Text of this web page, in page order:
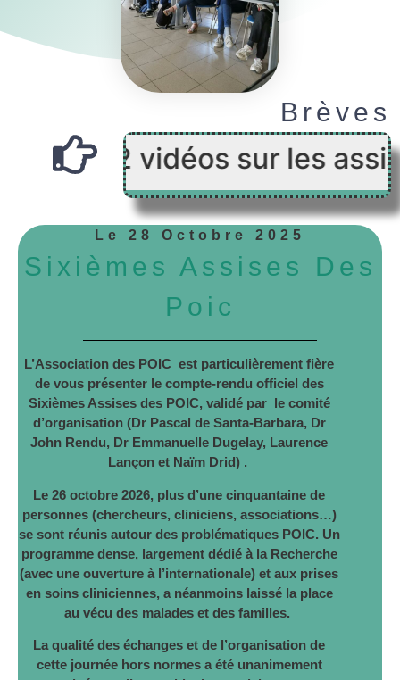
2 vidéos sur les assises
Brèves
Le 28 Octobre 2025
Sixièmes Assises Des
Poic
L’Association des POIC est particulièrement fière
de vous présenter le compte-rendu officiel des
Sixièmes Assises des POIC, validé par le comité
d’organisation (Dr Pascal de Santa-Barbara, Dr
John Rendu, Dr Emmanuelle Dugelay, Laurence
Lançon et Naïm Drid) .
Le 26 octobre 2026, plus d’une cinquantaine de
personnes (chercheurs, cliniciens, associations…)
se sont réunis autour des problématiques POIC. Un
programme dense, largement dédié à la Recherche
(avec une ouverture à l’internationale) et aux prises
en soins cliniciennes, a néanmoins laissé la place
au vécu des malades et des familles.
La qualité des échanges et de l’organisation de
cette journée hors normes a été unanimement